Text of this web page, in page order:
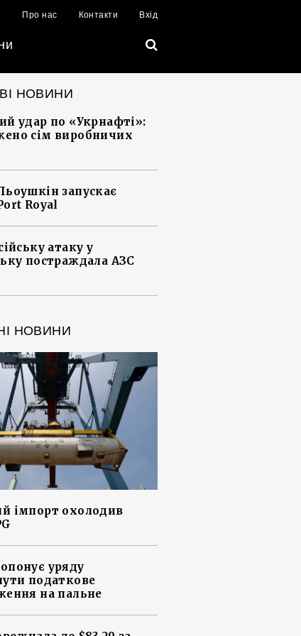
Про нас Контакти Вхід
НОВИНИ
удар по «Укрнафті»:
сім виробничих
запускає
Royal
атаку у
постраждала АЗС
НОВИНИ
імпорт охолодив
уряду
податкове
на пальне